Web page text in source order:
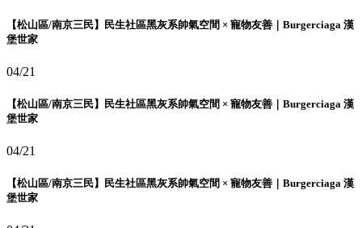
【松山區/南京三民】民生社區黑灰系帥氣空間 × 寵物友善｜Burgerciaga 漢
堡世家
04/21
【松山區/南京三民】民生社區黑灰系帥氣空間 × 寵物友善｜Burgerciaga 漢
堡世家
04/21
【松山區/南京三民】民生社區黑灰系帥氣空間 × 寵物友善｜Burgerciaga 漢
堡世家